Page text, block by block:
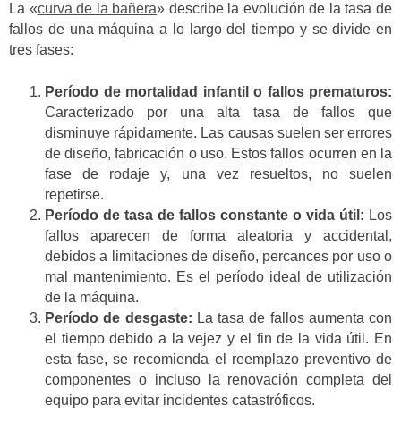
La «curva de la bañera» describe la evolución de la tasa de
fallos de una máquina a lo largo del tiempo y se divide en
tres fases:
Período de mortalidad infantil o fallos prematuros:
Caracterizado por una alta tasa de fallos que
disminuye rápidamente. Las causas suelen ser errores
de diseño, fabricación o uso. Estos fallos ocurren en la
fase de rodaje y, una vez resueltos, no suelen
repetirse.
Período de tasa de fallos constante o vida útil: Los
fallos aparecen de forma aleatoria y accidental,
debidos a limitaciones de diseño, percances por uso o
mal mantenimiento. Es el período ideal de utilización
de la máquina.
Período de desgaste: La tasa de fallos aumenta con
el tiempo debido a la vejez y el fin de la vida útil. En
esta fase, se recomienda el reemplazo preventivo de
componentes o incluso la renovación completa del
equipo para evitar incidentes catastróficos.